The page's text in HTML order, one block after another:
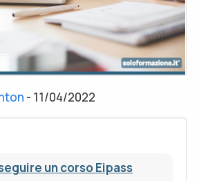
- 11/04/2022
un corso Eipass